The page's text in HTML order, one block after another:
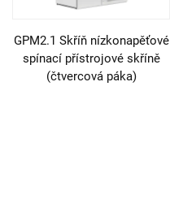
GPM2.1 Skříň nízkonapěťové
spínací přístrojové skříně
(čtvercová páka)